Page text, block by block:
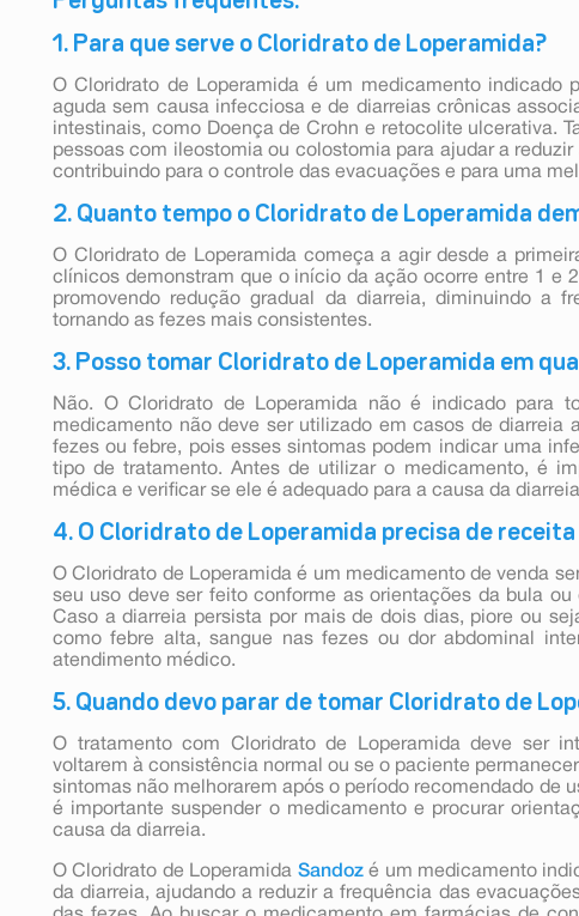
1. Para que serve o Cloridrato de Loperamida?
O Cloridrato de Loperamida é um medicamento indicado
aguda sem causa infecciosa e de diarreias crônicas
intestinais, como Doença de Crohn e retocolite ulcerativa.
pessoas com ileostomia ou colostomia para ajudar a
contribuindo para o controle das evacuações e para uma
2. Quanto tempo o Cloridrato de Loperamida
O Cloridrato de Loperamida começa a agir desde a
clínicos demonstram que o início da ação ocorre entre 1 e
promovendo redução gradual da diarreia, diminuindo a
tornando as fezes mais consistentes.
3. Posso tomar Cloridrato de Loperamida em
Não. O Cloridrato de Loperamida não é indicado para
medicamento não deve ser utilizado em casos de diarreia
fezes ou febre, pois esses sintomas podem indicar uma
tipo de tratamento. Antes de utilizar o medicamento, é
médica e verificar se ele é adequado para a causa da
4. O Cloridrato de Loperamida precisa de
O Cloridrato de Loperamida é um medicamento de venda
seu uso deve ser feito conforme as orientações da bula ou
Caso a diarreia persista por mais de dois dias, piore ou
como febre alta, sangue nas fezes ou dor abdominal
atendimento médico.
5. Quando devo parar de tomar Cloridrato de
O tratamento com Cloridrato de Loperamida deve ser
voltarem à consistência normal ou se o paciente
sintomas não melhorarem após o período recomendado de
é importante suspender o medicamento e procurar
causa da diarreia.
O Cloridrato de Loperamida Sandozé um medicamento
da diarreia, ajudando a reduzir a frequência das